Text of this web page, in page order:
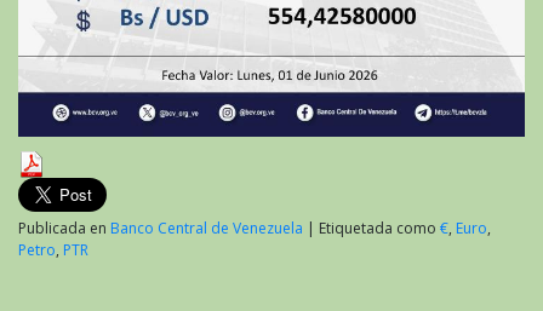
Publicada en Banco Central de Venezuela | Etiquetada como €, Euro,
Petro, PTR